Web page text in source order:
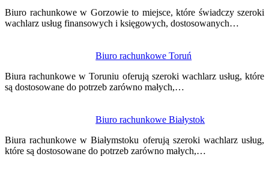
Biuro rachunkowe w Gorzowie to miejsce, które świadczy szeroki
wachlarz usług finansowych i księgowych, dostosowanych…
Biuro rachunkowe Toruń
Biura rachunkowe w Toruniu oferują szeroki wachlarz usług, które
są dostosowane do potrzeb zarówno małych,…
Biuro rachunkowe Białystok
Biura rachunkowe w Białymstoku oferują szeroki wachlarz usług,
które są dostosowane do potrzeb zarówno małych,…